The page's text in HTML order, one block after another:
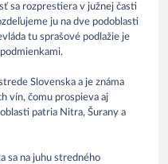
sa rozprestiera v južnej časti
ju na dve podoblasti
tu sprašové podlažie je
Slovenska a je známa
vín, čomu prospieva aj
patria Nitra, Šurany a
sa na juhu stredného